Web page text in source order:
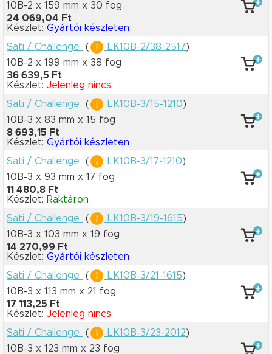
10B-2 x 159 mm x 30 fog
24 069,04 Ft
Készlet: Gyártói készleten
Sati / Challenge
( LK10B-2/38-2517)
10B-2 x 199 mm x 38 fog
36 639,5 Ft
Készlet: Jelenleg nincs
Sati / Challenge
( LK10B-3/15-1210)
10B-3 x 83 mm x 15 fog
8 693,15 Ft
Készlet: Gyártói készleten
Sati / Challenge
( LK10B-3/17-1210)
10B-3 x 93 mm x 17 fog
11 480,8 Ft
Készlet: Raktáron
Sati / Challenge
( LK10B-3/19-1615)
10B-3 x 103 mm x 19 fog
14 270,99 Ft
Készlet: Gyártói készleten
Sati / Challenge
( LK10B-3/21-1615)
10B-3 x 113 mm x 21 fog
17 113,25 Ft
Készlet: Jelenleg nincs
Sati / Challenge
( LK10B-3/23-2012)
10B-3 x 123 mm x 23 fog